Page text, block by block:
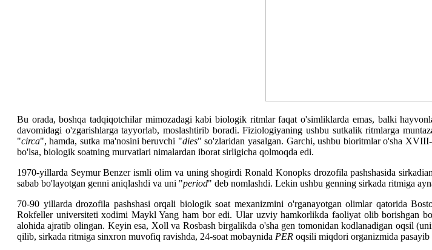
Bu orada, boshqa tadqiqotchilar mimozadagi kabi biologik ritmlar faqat o'simliklarda emas, balki
davomidagi o'zgarishlarga tayyorlab, moslashtirib boradi. Fiziologiyaning ushbu sutkalik ritmlarga
"circa", hamda, sutka ma'nosini beruvchi "dies" so'zlaridan yasalgan. Garchi, ushbu bioritmlar o'sha
bo'lsa, biologik soatning murvatlari nimalardan iborat sirligicha qolmoqda edi.
1970-yillarda Seymur Benzer ismli olim va uning shogirdi Ronald Konopks drozofila pashshasida
sabab bo'layotgan genni aniqlashdi va uni "period" deb nomlashdi. Lekin ushbu genning sirkada ritmiga
70-90 yillarda drozofila pashshasi orqali biologik soat mexanizmini o'rganayotgan olimlar qatorida
Rokfeller universiteti xodimi Maykl Yang ham bor edi. Ular uzviy hamkorlikda faoliyat olib borishgan
alohida ajratib olingan. Keyin esa, Xoll va Rosbash birgalikda o'sha gen tomonidan kodlanadigan oqsil
qilib, sirkada ritmiga sinxron muvofiq ravishda, 24-soat mobaynida PERoqsili miqdori organizmida pasayib